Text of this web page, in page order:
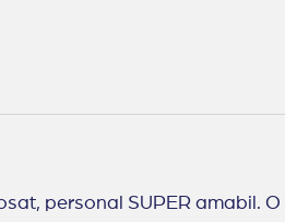
personal SUPER amabil.